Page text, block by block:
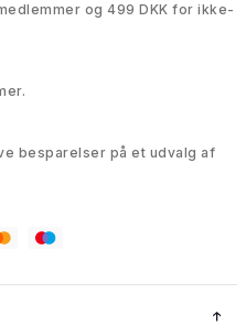
og 499 DKK for ikke-
besparelser på et udvalg af